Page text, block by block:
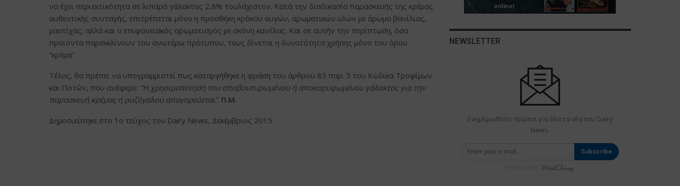
να έχει περιεκτικότητα σε λιπαρά γάλακτος 2,8% τουλάχιστον. Κατά την διαδικασία παρασκευής της κρέμας
αυθεντικής συνταγής, επιτρέπεται μόνο η προσθήκη κρόκου αυγών, αρωματικών υλών με άρωμα βανίλιας,
μαστίχας, αλλά και ο επιφανειακός αρωματισμός με σκόνη κανέλας. Και σε αυτήν την περίπτωση, όσα
προϊόντα παρεκκλίνουν του ανωτέρω πρότυπου, τους δίνεται η δυνατότητα χρήσης μόνο του όρου
“κρέμα”.
Τέλος, θα πρέπει να υπογραμμιστεί πως καταργήθηκε η φράση του άρθρου 85 παρ. 5 του Κώδικα Τροφίμων
και Ποτών, που ανέφερε: “Η χρησιμοποίηση του αποβουτυρωμένου ή αποκορυφωμένου γάλακτος για την
παρασκευή κρέμας ή ρυζόγαλου απαγορεύεται”. Π.Μ.
Δημοσιεύτηκε στο 1ο τεύχος του Dairy News, Δεκέμβριος 2015.
NEWSLETTER
Ενημερωθείτε πρώτοι για όλα τα νέα του Dairy
News.
Subscribe